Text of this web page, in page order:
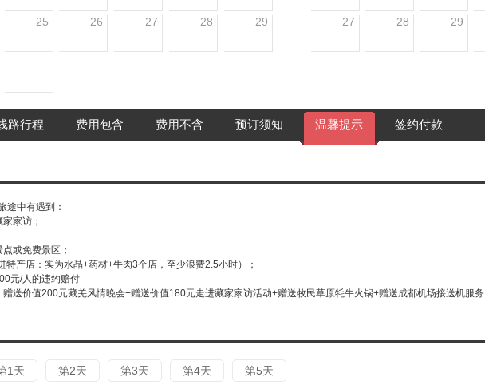
25 26 27 28 29 27 28 29
路行程 费用包含 费用不含 预订须知 温馨提示 签约付款
途中有遇到：
家访；
或免费景区；
特产店：实为水晶+药材+牛肉3个店，至少浪费2.5小时）；
元/人的违约赔付
送价值200元藏羌风情晚会+赠送价值180元走进藏家家访活动+赠送牧民草原牦牛火锅+赠送成都机场接送机服务
1天 第2天 第3天 第4天 第5天